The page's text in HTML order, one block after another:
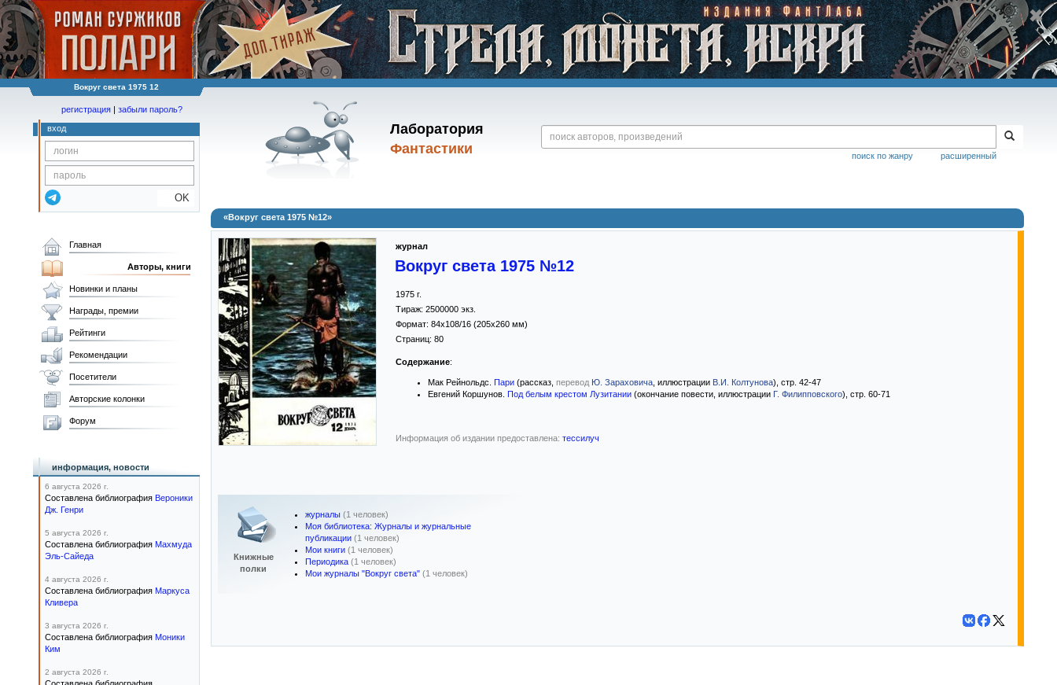
Вокруг света 1975 12
Лаборатория
Фантастики
расширенный
поиск по жанру
регистрация | забыли пароль?
вход
OK
«Вокруг света 1975 №12»
журнал
Вокруг света 1975 №12
1975 г.
Тираж: 2500000 экз.
Формат: 84x108/16 (205x260 мм)
Страниц: 80
Содержание:
Мак Рейнольдс. Пари (рассказ, перевод Ю. Зараховича , иллюстрации В.И. Колтунова), стр. 42-47
Евгений Коршунов. Под белым крестом Лузитании (окончание повести, иллюстрации Г. Филипповского), стр. 60-71
Информация об издании предоставлена: тессилуч
Книжные
полки
журналы (1 человек)
Моя библиотека: Журналы и журнальные
публикации (1 человек)
Мои книги (1 человек)
Периодика (1 человек)
Мои журналы "Вокруг света" (1 человек)
Главная
Авторы, книги
Новинки и планы
Награды, премии
Рейтинги
Рекомендации
Посетители
Авторские колонки
Форум
информация, новости
6 августа 2026 г.
Составлена библиография Вероники
Дж. Генри
5 августа 2026 г.
Составлена библиография Махмуда
Эль-Сайеда
4 августа 2026 г.
Составлена библиография Маркуса
Кливера
3 августа 2026 г.
Составлена библиография Моники
Ким
2 августа 2026 г.